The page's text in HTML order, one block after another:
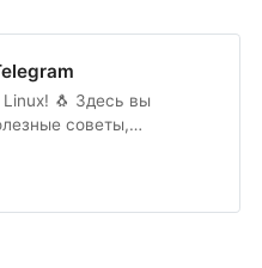
🐧 Здесь вы
советы,
чтобы изучать Linux,